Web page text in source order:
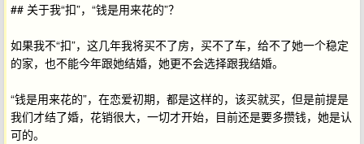
## 关于我“扣”，“钱是用来花的”？
如果我不“扣”，这几年我将买不了房，买不了车，给不了她一个稳定
的家，也不能今年跟她结婚，她更不会选择跟我结婚。
“钱是用来花的”，在恋爱初期，都是这样的，该买就买，但是前提是
我们才结了婚，花销很大，一切才开始，目前还是要多攒钱，她是认
可的。